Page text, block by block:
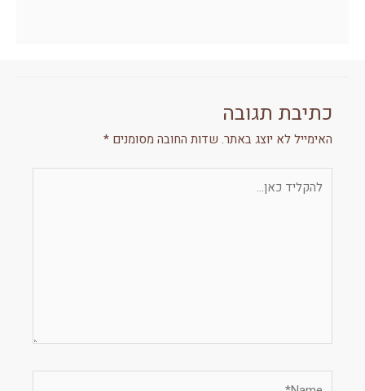
כתיבת תגובה
האימייל לא יוצג באתר. שדות החובה מסומנים *
כאן...